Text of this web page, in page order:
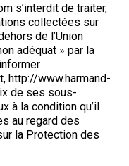
s’interdit de traiter,
collectées sur
de l’Union
adéquat » par la
http://www.harmand-
de ses sous-
à la condition qu’il
au regard des
la Protection des